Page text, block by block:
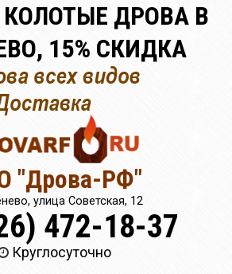
ДРОВА В
15% СКИДКА
"Дрова-РФ"
улица Советская, 12
472-18-37
Круглосуточно